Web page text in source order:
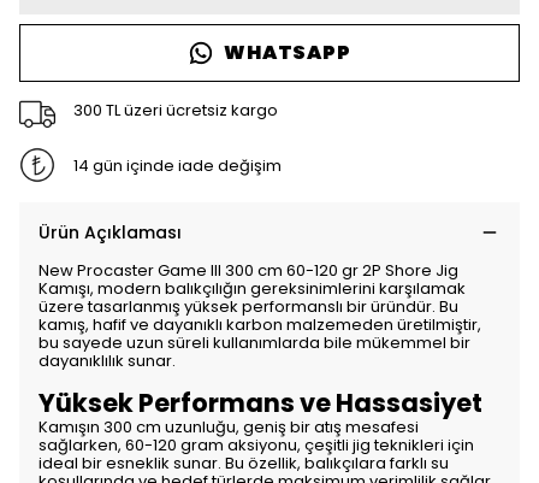
WHATSAPP
300 TL üzeri ücretsiz kargo
14 gün içinde iade değişim
Ürün Açıklaması
New Procaster Game III 300 cm 60-120 gr 2P Shore Jig
Kamışı, modern balıkçılığın gereksinimlerini karşılamak
üzere tasarlanmış yüksek performanslı bir üründür. Bu
kamış, hafif ve dayanıklı karbon malzemeden üretilmiştir,
bu sayede uzun süreli kullanımlarda bile mükemmel bir
dayanıklılık sunar.
Yüksek Performans ve Hassasiyet
Kamışın 300 cm uzunluğu, geniş bir atış mesafesi
sağlarken, 60-120 gram aksiyonu, çeşitli jig teknikleri için
ideal bir esneklik sunar. Bu özellik, balıkçılara farklı su